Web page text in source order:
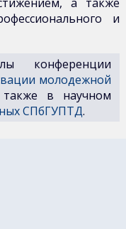
а также
и
конференции
молодежной
в научном
СПбГУПТД.